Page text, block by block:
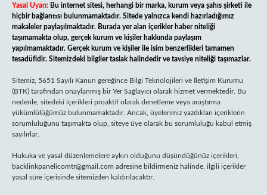
Yasal Uyarı: Bu internet sitesi, herhangi bir marka, kurum veya şahıs şirketi ile
hiçbir bağlantısı bulunmamaktadır. Sitede yalnızca kendi hazırladığımız
makaleler paylaşılmaktadır. Burada yer alan içerikler haber niteliği
taşımamakta olup, gerçek kurum ve kişiler hakkında paylaşım
yapılmamaktadır. Gerçek kurum ve kişiler ile isim benzerlikleri tamamen
tesadüfidir. Sitemizdeki bilgiler taslak halindedir ve tavsiye niteliği taşımazlar.
Sitemiz, 5651 Sayılı Kanun gereğince Bilgi Teknolojileri ve İletişim Kurumu
(BTK) tarafından onaylanmış bir Yer Sağlayıcı olarak hizmet vermektedir. Bu
nedenle, sitedeki içerikleri proaktif olarak denetleme veya araştırma
yükümlülüğümüz bulunmamaktadır. Ancak, üyelerimiz yazdıkları içeriklerin
sorumluluğunu taşımakta olup, siteye üye olarak bu sorumluluğu kabul etmiş
sayılırlar.
Hukuka ve yasal düzenlemelere aykırı olduğunu düşündüğünüz içerikleri,
backlinkpanelicomtr@gmail.com adresine bildirmeniz halinde, ilgili içerikler
yasal süre içerisinde sitemizden kaldırılacaktır.